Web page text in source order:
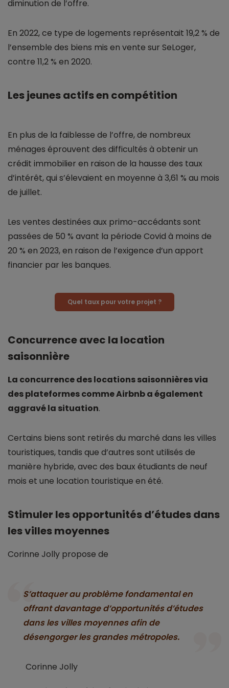
diminution de l’offre.
En 2022, ce type de logements représentait 19,2 % de
l’ensemble des biens mis en vente sur SeLoger,
contre 11,2 % en 2020.
Les jeunes actifs en compétition
En plus de la faiblesse de l’offre, de nombreux
ménages éprouvent des difficultés à obtenir un
crédit immobilier en raison de la hausse des taux
d’intérêt, qui s’élevaient en moyenne à 3,61 % au mois
de juillet.
Les ventes destinées aux primo-accédants sont
passées de 50 % avant la période Covid à moins de
20 % en 2023, en raison de l’exigence d’un apport
financier par les banques.
Quel taux pour votre projet ?
Concurrence avec la location
saisonnière
La concurrence des locations saisonnières via
des plateformes comme Airbnb a également
aggravé la situation.
Certains biens sont retirés du marché dans les villes
touristiques, tandis que d’autres sont utilisés de
manière hybride, avec des baux étudiants de neuf
mois et une location touristique en été.
Stimuler les opportunités d’études dans
les villes moyennes
Corinne Jolly propose de
S’attaquer au problème fondamental en
offrant davantage d’opportunités d’études
dans les villes moyennes afin de
désengorger les grandes métropoles.
Corinne Jolly